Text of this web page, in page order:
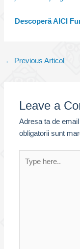
Descoperă AICI
Post
← Previous Articol
Leave a
Adresa ta de
obligatorii sunt
here..